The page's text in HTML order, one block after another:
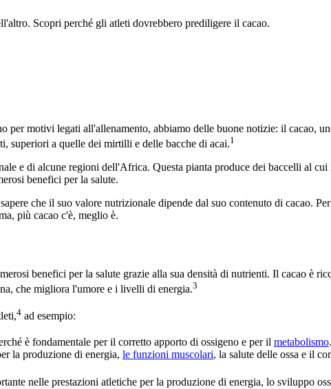
Scopri perché gli atleti dovrebbero prediligere il cacao.
per motivi legati all'allenamento, abbiamo delle buone notizie: il cacao,
superiori a quelle dei mirtilli e delle bacche di acai.1
e di alcune regioni dell'Africa. Questa pianta produce dei baccelli al
benefici per la salute.
che il suo valore nutrizionale dipende dal suo contenuto di cacao.
più cacao c'è, meglio è.
benefici per la salute grazie alla sua densità di nutrienti. Il cacao è
che migliora l'umore e i livelli di energia.3
4 ad esempio:
è fondamentale per il corretto apporto di ossigeno e per il metabolismo.
la produzione di energia, le funzioni muscolari, la salute delle ossa e il
nelle prestazioni atletiche per la produzione di energia, lo sviluppo